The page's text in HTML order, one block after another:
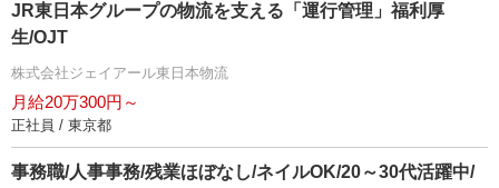
JR東日本グループの物流を支える「運行管理」福利厚
生/OJT
株式会社ジェイアール東日本物流
月給20万300円～
正社員 / 東京都
事務職/人事事務/残業ほぼなし/ネイルOK/20～30代活躍中/